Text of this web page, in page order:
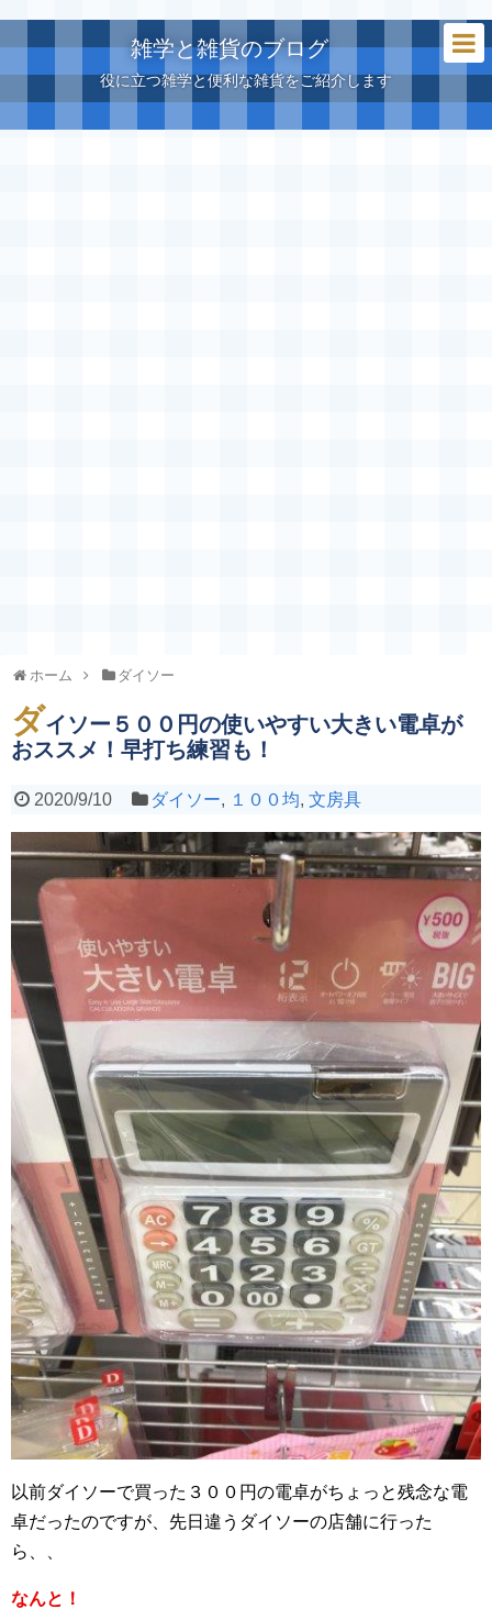
雑学と雑貨のブログ
役に立つ雑学と便利な雑貨をご紹介します
ホーム ダイソー
ダイソー５００円の使いやすい大きい電卓が
おススメ！早打ち練習も！
2020/9/10 ダイソー, １００均,文房具
以前ダイソーで買った３００円の電卓がちょっと残念な電
卓だったのですが、先日違うダイソーの店舗に行った
ら、、
なんと！